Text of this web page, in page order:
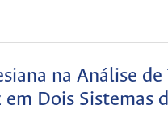
na Análise de
em Dois Sistemas